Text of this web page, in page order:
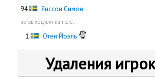
94
Янссон Симон
не выходили на поле:
1 Отен Йоэль
Удаления